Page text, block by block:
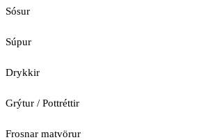
Sósur
Súpur
Drykkir
Grýtur / Pottréttir
Frosnar matvörur